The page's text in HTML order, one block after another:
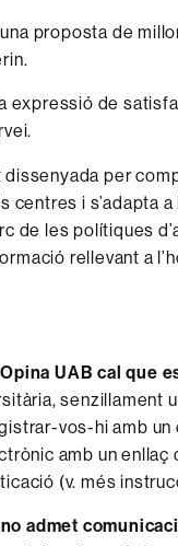
proposta de
expressió de
dissenyada per
centres i s’adapta
de les polítiques
rellevant a
UAB cal que
senzillament
vos-hi amb
amb un
(v. més
admet